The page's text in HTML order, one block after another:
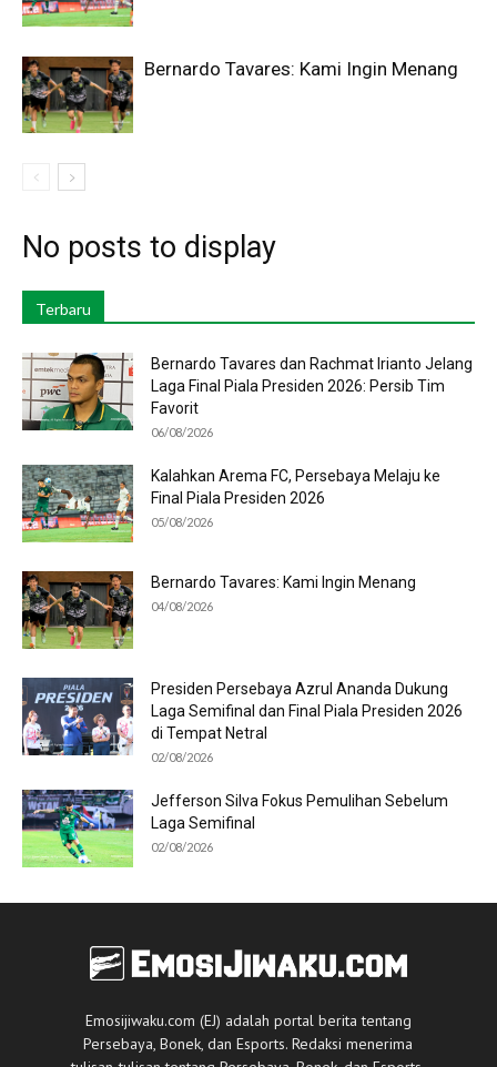
Bernardo Tavares: Kami Ingin Menang
No posts to display
Terbaru
Bernardo Tavares dan Rachmat Irianto Jelang
Laga Final Piala Presiden 2026: Persib Tim
Favorit
06/08/2026
Kalahkan Arema FC, Persebaya Melaju ke
Final Piala Presiden 2026
05/08/2026
Bernardo Tavares: Kami Ingin Menang
04/08/2026
Presiden Persebaya Azrul Ananda Dukung
Laga Semifinal dan Final Piala Presiden 2026
di Tempat Netral
02/08/2026
Jefferson Silva Fokus Pemulihan Sebelum
Laga Semifinal
02/08/2026
Emosijiwaku.com (EJ) adalah portal berita tentang
Persebaya, Bonek, dan Esports. Redaksi menerima